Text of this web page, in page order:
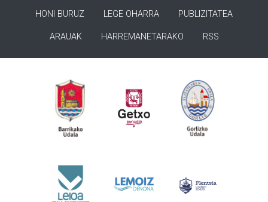
HONI BURUZ LEGE OHARRA PUBLIZITATEA
ARAUAK HARREMANETARAKO RSS